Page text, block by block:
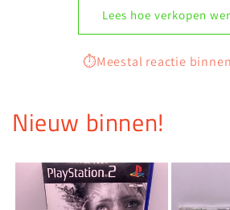
Lees hoe verkopen
⏱️Meestal reactie
Nieuw binnen!